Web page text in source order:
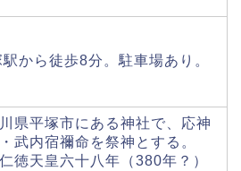
から徒歩8分。駐車場あり。
県平塚市にある神社で、応神
武内宿禰命を祭神とする。
徳天皇六十八年（380年？）